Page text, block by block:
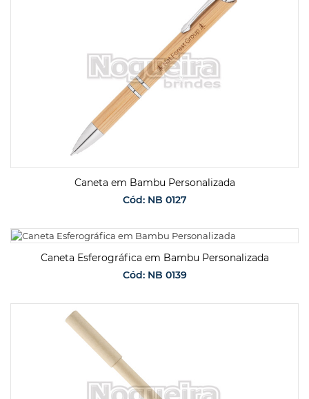
Caneta em Bambu Personalizada
Cód: NB 0127
SOLICITAR ORÇAMENTO
Caneta Esferográfica em Bambu Personalizada
Cód: NB 0139